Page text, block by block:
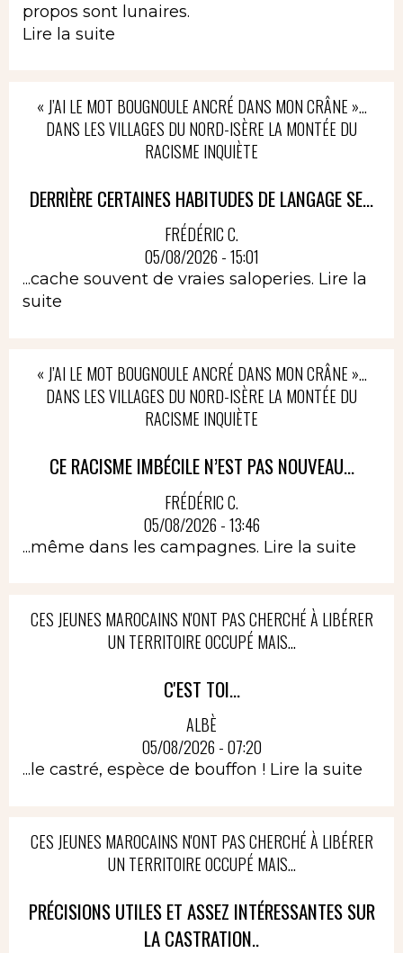
propos sont lunaires.
Lire la suite
« J’AI LE MOT BOUGNOULE ANCRÉ DANS MON CRÂNE »…
DANS LES VILLAGES DU NORD-ISÈRE LA MONTÉE DU
RACISME INQUIÈTE
DERRIÈRE CERTAINES HABITUDES DE LANGAGE SE...
FRÉDÉRIC C.
05/08/2026 - 15:01
...cache souvent de vraies saloperies. Lire la
suite
« J’AI LE MOT BOUGNOULE ANCRÉ DANS MON CRÂNE »…
DANS LES VILLAGES DU NORD-ISÈRE LA MONTÉE DU
RACISME INQUIÈTE
CE RACISME IMBÉCILE N’EST PAS NOUVEAU...
FRÉDÉRIC C.
05/08/2026 - 13:46
...même dans les campagnes. Lire la suite
CES JEUNES MAROCAINS N'ONT PAS CHERCHÉ À LIBÉRER
UN TERRITOIRE OCCUPÉ MAIS...
C'EST TOI...
ALBÈ
05/08/2026 - 07:20
...le castré, espèce de bouffon ! Lire la suite
CES JEUNES MAROCAINS N'ONT PAS CHERCHÉ À LIBÉRER
UN TERRITOIRE OCCUPÉ MAIS...
PRÉCISIONS UTILES ET ASSEZ INTÉRESSANTES SUR
LA CASTRATION..